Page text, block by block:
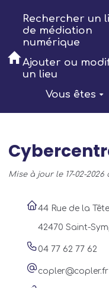
Aller au contenu
Rechercher un
de médiation
numérique
Ajouter ou
un lieu
Vous êtes
Mise à jour le 17-02-2026
44 Rue de la
42470 Saint-
04 77 62 77 62
copler@copler.fr